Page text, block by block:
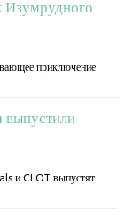
Изумрудного
приключение
и CLOT выпустят